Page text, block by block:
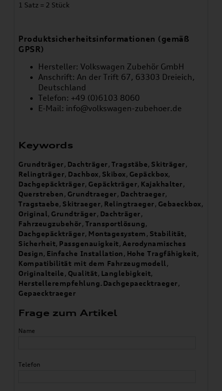
1 Satz = 2 Stück
Produktsicherheitsinformationen (gemäß
GPSR)
Hersteller: Volkswagen Zubehör GmbH
Anschrift: An der Trift 67, 63303 Dreieich,
Deutschland
Telefon: +49 (0)6103 8060
E-Mail: info@volkswagen-zubehoer.de
Keywords
Grundträger, Dachträger, Tragstäbe, Skiträger,
Relingträger, Dachbox, Skibox, Gepäckbox,
Dachgepäckträger, Gepäckträger, Kajakhalter,
Querstreben, Grundtraeger, Dachtraeger,
Tragstaebe, Skitraeger, Relingtraeger, Gebaeckbox,
Original, Grundträger, Dachträger,
Fahrzeugzubehör, Transportlösung,
Dachgepäckträger, Montagesystem, Stabilität,
Sicherheit, Passgenauigkeit, Aerodynamisches
Design, Einfache Installation, Hohe Tragfähigkeit,
Kompatibilität mit dem Fahrzeugmodell,
Originalteile, Qualität, Langlebigkeit,
Herstellerempfehlung.Dachgepaecktraeger,
Gepaecktraeger
Frage zum Artikel
Name
Telefon